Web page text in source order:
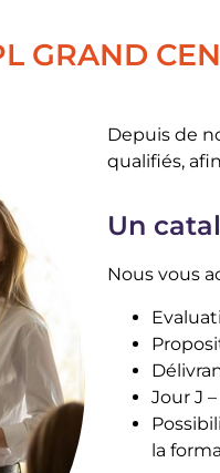
GRAND
Depuis de
qualifiés,
Un
Nous vous
Jour J
la